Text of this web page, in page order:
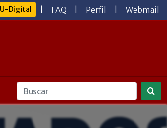
U-Digital FAQ Perfil Webmail